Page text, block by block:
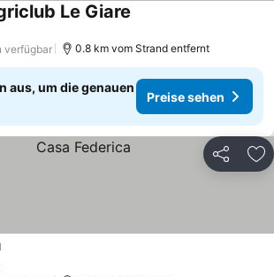
Le Giare
verfügbar 0.8 km vom Strand entfernt
aus, um die genauen
Preise sehen
Teilen